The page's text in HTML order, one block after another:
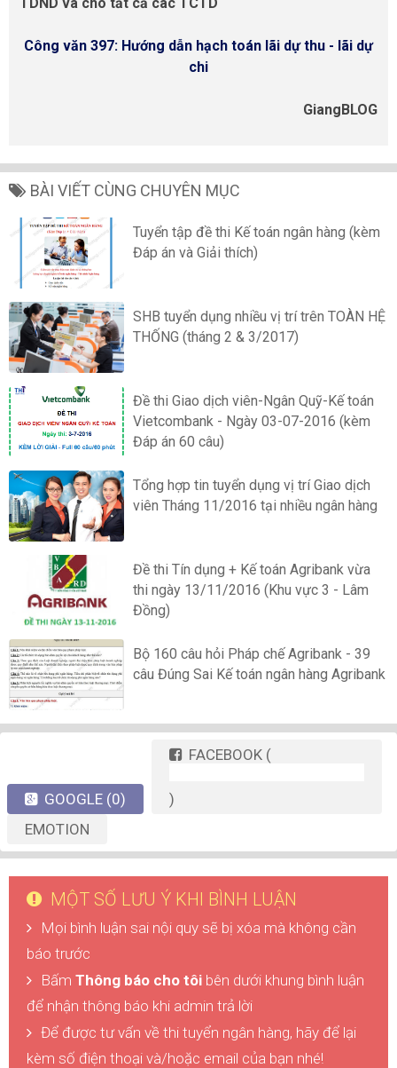
Công văn 397: Hướng dẫn hạch toán lãi dự thu - lãi dự
chi
GiangBLOG
BÀI VIẾT CÙNG CHUYÊN MỤC
Tuyển tập đề thi Kế toán ngân hàng (kèm
Đáp án và Giải thích)
SHB tuyển dụng nhiều vị trí trên TOÀN HỆ
THỐNG (tháng 2 & 3/2017)
Đề thi Giao dịch viên-Ngân Quỹ-Kế toán
Vietcombank - Ngày 03-07-2016 (kèm
Đáp án 60 câu)
Tổng hợp tin tuyển dụng vị trí Giao dịch
viên Tháng 11/2016 tại nhiều ngân hàng
Đề thi Tín dụng + Kế toán Agribank vừa
thi ngày 13/11/2016 (Khu vực 3 - Lâm
Đồng)
Bộ 160 câu hỏi Pháp chế Agribank - 39
câu Đúng Sai Kế toán ngân hàng Agribank
GOOGLE (0)
FACEBOOK (
)
EMOTION
MỘT SỐ LƯU Ý KHI BÌNH LUẬN
Mọi bình luận sai nội quy sẽ bị xóa mà không cần
báo trước
Bấm Thông báo cho tôi bên dưới khung bình luận
để nhận thông báo khi admin trả lời
Để được tư vấn về thi tuyển ngân hàng, hãy để lại
kèm số điện thoại và/hoặc email của bạn nhé!